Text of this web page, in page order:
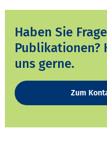
Haben Sie
Publikationen?
uns gerne.
Zum